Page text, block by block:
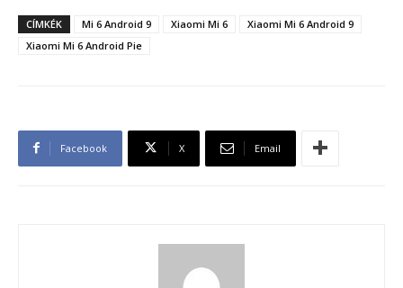
CÍMKÉK Mi 6 Android 9 Xiaomi Mi 6
Xiaomi Mi 6 Android 9
Xiaomi Mi 6 Android Pie
Facebook X Email